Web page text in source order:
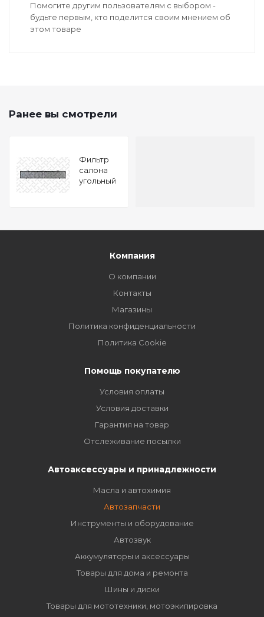
Помогите другим пользователям с выбором -
будьте первым, кто поделится своим мнением об
этом товаре
Ранее вы смотрели
Фильтр
салона
угольный
Компания
О компании
Контакты
Магазины
Политика конфиденциальности
Политика Cookie
Помощь покупателю
Условия оплаты
Условия доставки
Гарантия на товар
Отслеживание посылки
Автоаксессуары и принадлежности
Масла и автохимия
Автозапчасти
Инструменты и оборудование
Автозвук
Аккумуляторы и аксессуары
Товары для дома и ремонта
Шины и диски
Товары для мототехники, мотоэкипировка